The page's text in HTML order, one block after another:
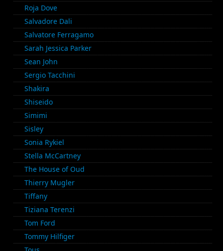
Roja Dove
Salvadore Dali
Salvatore Ferragamo
Sarah Jessica Parker
Sean John
Sergio Tacchini
Shakira
Shiseido
Simimi
Sisley
Sonia Rykiel
Stella McCartney
The House of Oud
Thierry Mugler
Tiffany
Tiziana Terenzi
Tom Ford
Tommy Hilfiger